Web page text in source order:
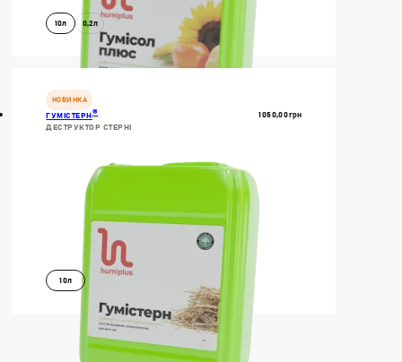
10л 0,2л
ГУМІСТЕРН®
ДЕСТРУКТОР СТЕРНІ
1050,00Грн
10л
ДОКЛАДНІШЕ
НОВИНКА